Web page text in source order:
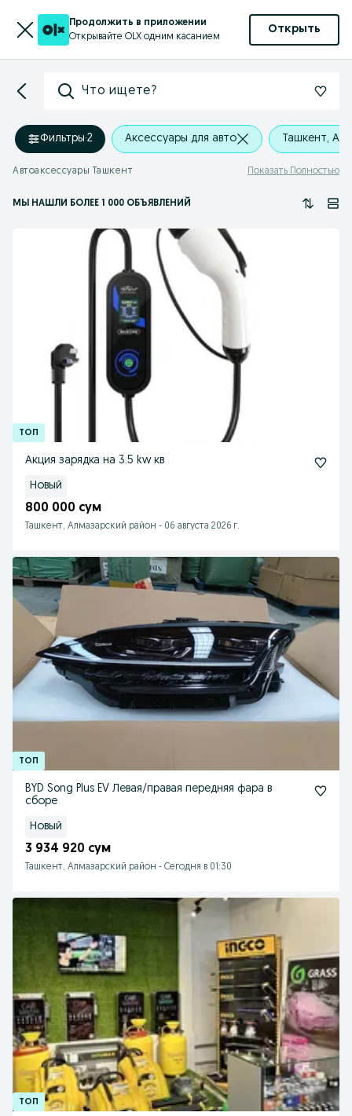
Продолжить в приложении
Открывайте OLX одним касанием
Открыть
Что ищете?
Фильтры·2 Аксессуары для авто Ташкент,
Автоаксессуары Ташкент Показать Полностью
МЫ НАШЛИ БОЛЕЕ 1 000 ОБЪЯВЛЕНИЙ
Акция зарядка на 3.5 kw кв
Новый
800 000 сум
Ташкент, Алмазарский район - 06 августа 2026 г.
BYD Song Plus EV Левая/правая передняя фара в
сборе
Новый
3 934 920 сум
Ташкент, Алмазарский район - Сегодня в 01:30